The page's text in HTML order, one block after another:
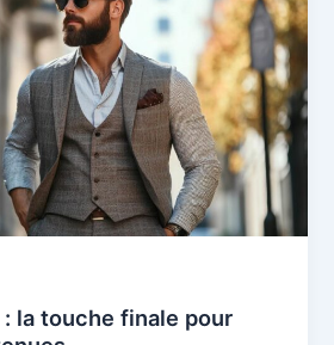
la touche finale pour